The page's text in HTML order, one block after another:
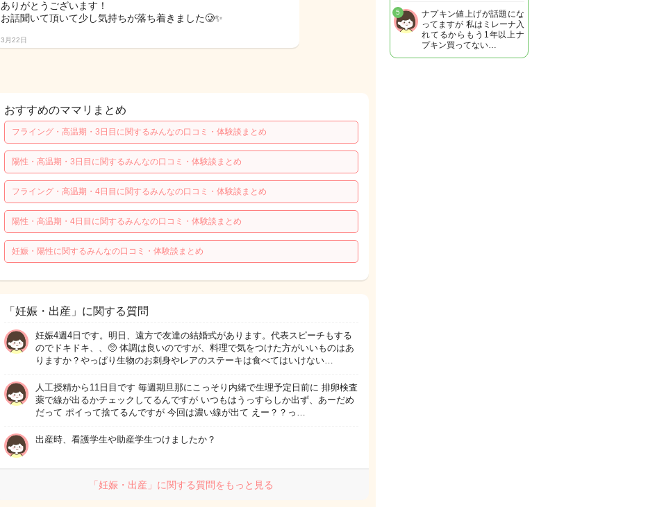
ありがとうございます！
お話聞いて頂いて少し気持ちが落ち着きました🥲✨️
3月22日
おすすめのママリまとめ
フライング・高温期・3日目に関するみんなの口コミ・体験談まとめ
陽性・高温期・3日目に関するみんなの口コミ・体験談まとめ
フライング・高温期・4日目に関するみんなの口コミ・体験談まとめ
陽性・高温期・4日目に関するみんなの口コミ・体験談まとめ
妊娠・陽性に関するみんなの口コミ・体験談まとめ
「妊娠・出産」に関する質問
妊娠4週4日です。明日、遠方で友達の結婚式があります。代表スピーチもする
のでドキドキ、、🥺 体調は良いのですが、料理で気をつけた方がいいものはあ
りますか？やっぱり生物のお刺身やレアのステーキは食べてはいけない…
人工授精から11日目です 毎週期旦那にこっそり内緒で生理予定日前に 排卵検査
薬で線が出るかチェックしてるんですが いつもはうっすらしか出ず、あーだめ
だって ポイって捨てるんですが 今回は濃い線が出て えー？？っ…
出産時、看護学生や助産学生つけましたか？
「妊娠・出産」に関する質問をもっと見る
ナプキン値上げが話題にな
ってますが 私はミレーナ入
れてるからもう1年以上ナ
プキン買ってない…
5